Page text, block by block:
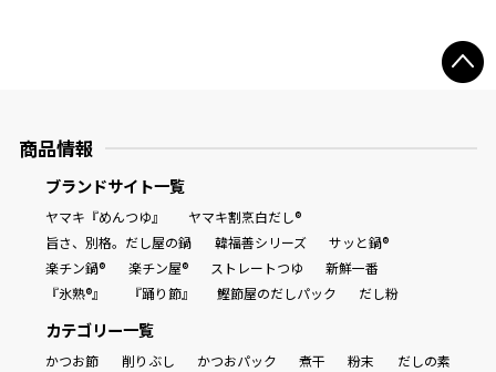
商品情報
ブランドサイト一覧
ヤマキ『めんつゆ』
ヤマキ割烹白だし®
旨さ、別格。だし屋の鍋
韓福善シリーズ
サッと鍋®
楽チン鍋®
楽チン屋® ストレートつゆ
新鮮一番
『氷熟®』
『踊り節』 鰹節屋のだしパック だし粉
カテゴリー一覧
かつお節 削りぶし かつおパック 煮干 粉末
だしの素